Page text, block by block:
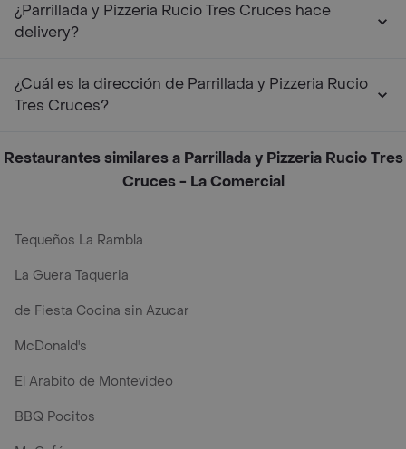
¿Parrillada y Pizzeria Rucio Tres Cruces hace
delivery?
¿Cuál es la dirección de Parrillada y Pizzeria Rucio
Tres Cruces?
Restaurantes similares a Parrillada y Pizzeria Rucio Tres
Cruces - La Comercial
Tequeños La Rambla
La Guera Taqueria
de Fiesta Cocina sin Azucar
McDonald's
El Arabito de Montevideo
BBQ Pocitos